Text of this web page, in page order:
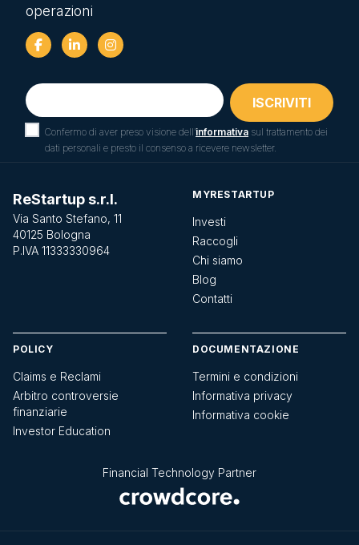
operazioni
Confermo di aver preso visione dell’informativa sul trattamento dei
dati personali e presto il consenso a ricevere newsletter.
ReStartup s.r.l.
Via Santo Stefano, 11
40125 Bologna
P.IVA 11333330964
MYRESTARTUP
Investi
Raccogli
Chi siamo
Blog
Contatti
POLICY
Claims e Reclami
Arbitro controversie
finanziarie
Investor Education
DOCUMENTAZIONE
Termini e condizioni
Informativa privacy
Informativa cookie
Financial Technology Partner